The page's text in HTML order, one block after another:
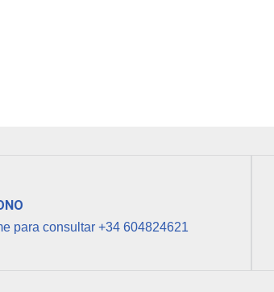
para consultar +34 604824621